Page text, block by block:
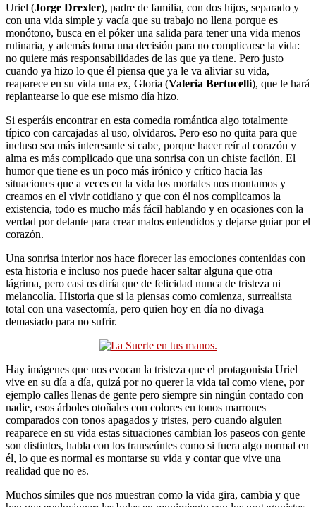
Uriel (Jorge Drexler), padre de familia, con dos hijos, separado y
con una vida simple y vacía que su trabajo no llena porque es
monótono, busca en el póker una salida para tener una vida menos
rutinaria, y además toma una decisión para no complicarse la vida:
no quiere más responsabilidades de las que ya tiene. Pero justo
cuando ya hizo lo que él piensa que ya le va aliviar su vida,
reaparece en su vida una ex, Gloria (Valeria Bertucelli), que le hará
replantearse lo que ese mismo día hizo.
Si esperáis encontrar en esta comedia romántica algo totalmente
típico con carcajadas al uso, olvidaros. Pero eso no quita para que
incluso sea más interesante si cabe, porque hacer reír al corazón y
alma es más complicado que una sonrisa con un chiste facilón. El
humor que tiene es un poco más irónico y crítico hacia las
situaciones que a veces en la vida los mortales nos montamos y
creamos en el vivir cotidiano y que con él nos complicamos la
existencia, todo es mucho más fácil hablando y en ocasiones con la
verdad por delante para crear malos entendidos y dejarse guiar por el
corazón.
Una sonrisa interior nos hace florecer las emociones contenidas con
esta historia e incluso nos puede hacer saltar alguna que otra
lágrima, pero casi os diría que de felicidad nunca de tristeza ni
melancolía. Historia que si la piensas como comienza, surrealista
total con una vasectomía, pero quien hoy en día no divaga
demasiado para no sufrir.
Hay imágenes que nos evocan la tristeza que el protagonista Uriel
vive en su día a día, quizá por no querer la vida tal como viene, por
ejemplo calles llenas de gente pero siempre sin ningún contado con
nadie, esos árboles otoñales con colores en tonos marrones
comparados con tonos apagados y tristes, pero cuando alguien
reaparece en su vida estas situaciones cambian los paseos con gente
son distintos, habla con los transeúntes como si fuera algo normal en
él, lo que es normal es montarse su vida y contar que vive una
realidad que no es.
Muchos símiles que nos muestran como la vida gira, cambia y que